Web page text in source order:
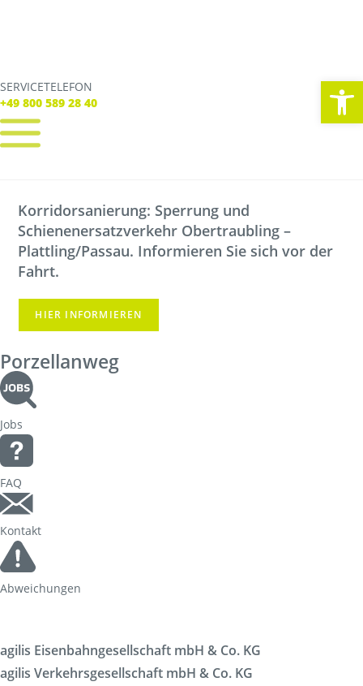
SERVICETELEFON
+49 800 589 28 40
SERVICE TELEFON
+49 800 589 28 40
Verbindungen
Tickets
Freizeit
Service
Unternehmen
Korridorsanierung: Sperrung und
Schienenersatzverkehr Obertraubling –
Plattling/Passau. Informieren Sie sich vor der
Fahrt.
HIER INFORMIEREN
Porzellanweg
Jobs
FAQ
Kontakt
Abweichungen
agilis Eisenbahngesellschaft mbH & Co. KG
agilis Verkehrsgesellschaft mbH & Co. KG